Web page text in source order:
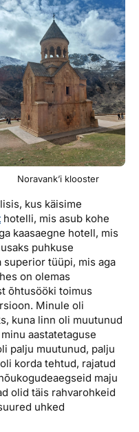
Noravank’i klooster
kus käisime
hotelli, mis asub kohe
kaasaegne hotell, mis
puhkuse
superior tüüpi, mis aga
on olemas
õhtusööki toimus
Minule oli
kuna linn oli muutunud
aastatetaguse
palju muutunud, palju
korda tehtud, rajatud
maju
olid täis rahvarohkeid
uhked